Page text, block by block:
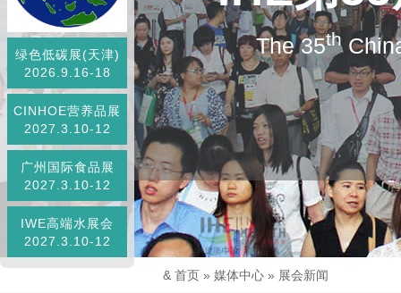
The 35th
绿色低碳展(天津)
2026.9.16-18
CINHOE营养品展
2027.3.10-12
广州国际食品展
2027.3.10-12
IWE高端水展会
2027.3.10-12
& 首页 » 媒体中心 » 展会新闻